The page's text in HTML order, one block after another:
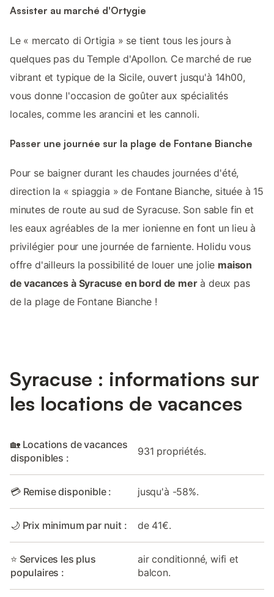
Assister au marché d'Ortygie
Le « mercato di Ortigia » se tient tous les jours à
quelques pas du Temple d'Apollon. Ce marché de rue
vibrant et typique de la Sicile, ouvert jusqu'à 14h00,
vous donne l'occasion de goûter aux spécialités
locales, comme les arancini et les cannoli.
Passer une journée sur la plage de Fontane Bianche
Pour se baigner durant les chaudes journées d'été,
direction la « spiaggia » de Fontane Bianche, située à 15
minutes de route au sud de Syracuse. Son sable fin et
les eaux agréables de la mer ionienne en font un lieu à
privilégier pour une journée de farniente. Holidu vous
offre d'ailleurs la possibilité de louer une jolie maison
de vacances à Syracuse en bord de merà deux pas
de la plage de Fontane Bianche !
Syracuse : informations sur
les locations de vacances
🏡 Locations de vacances
disponibles :
931 propriétés.
💳 Remise disponible : jusqu'à -58%.
🌙 Prix minimum par nuit : de 41€.
⭐ Services les plus
populaires :
air conditionné, wifi et
balcon.